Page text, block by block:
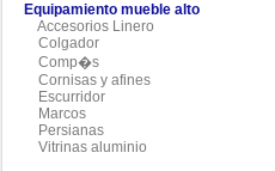
Equipamiento mueble alto
Accesorios Linero
Colgador
Comp�s
Cornisas y afines
Escurridor
Marcos
Persianas
Vitrinas aluminio